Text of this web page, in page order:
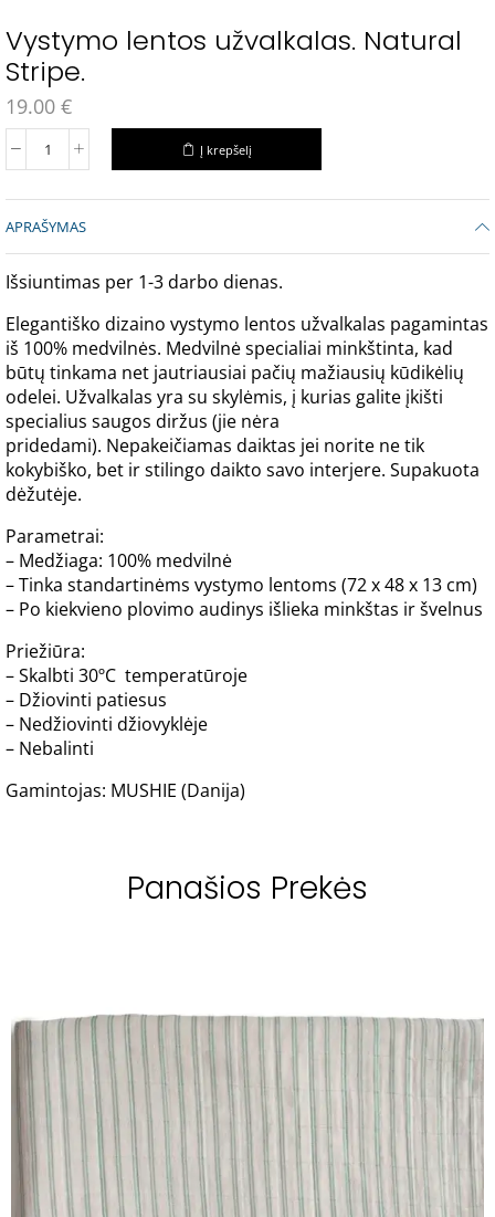
Vystymo lentos užvalkalas. Natural
Stripe.
19.00 €
Į krepšelį
APRAŠYMAS
Išsiuntimas per 1-3 darbo dienas.
Elegantiško dizaino vystymo lentos užvalkalas pagamintas
iš 100% medvilnės. Medvilnė specialiai minkštinta, kad
būtų tinkama net jautriausiai pačių mažiausių kūdikėlių
odelei. Užvalkalas yra su skylėmis, į kurias galite įkišti
specialius saugos diržus (jie nėra
pridedami). Nepakeičiamas daiktas jei norite ne tik
kokybiško, bet ir stilingo daikto savo interjere. Supakuota
dėžutėje.
Parametrai:
– Medžiaga: 100% medvilnė
– Tinka standartinėms vystymo lentoms (72 x 48 x 13 cm)
– Po kiekvieno plovimo audinys išlieka minkštas ir švelnus
Priežiūra:
– Skalbti 30ºC temperatūroje
– Džiovinti patiesus
– Nedžiovinti džiovyklėje
– Nebalinti
Gamintojas: MUSHIE (Danija)
Panašios Prekės